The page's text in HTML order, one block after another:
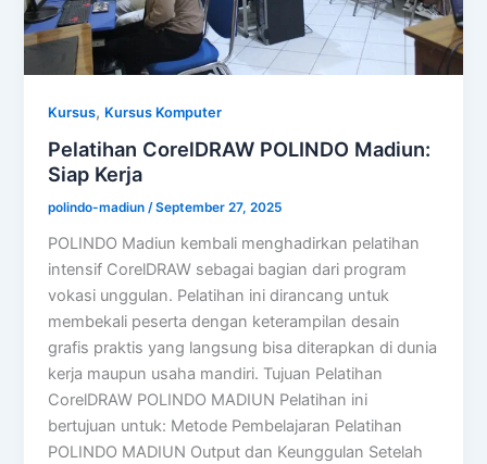
Kursus, Kursus Komputer
Pelatihan CorelDRAW POLINDO Madiun:
Siap Kerja
polindo-madiun/September 27, 2025
POLINDO Madiun kembali menghadirkan pelatihan
intensif CorelDRAW sebagai bagian dari program
vokasi unggulan. Pelatihan ini dirancang untuk
membekali peserta dengan keterampilan desain
grafis praktis yang langsung bisa diterapkan di dunia
kerja maupun usaha mandiri. Tujuan Pelatihan
CorelDRAW POLINDO MADIUN Pelatihan ini
bertujuan untuk: Metode Pembelajaran Pelatihan
POLINDO MADIUN Output dan Keunggulan Setelah